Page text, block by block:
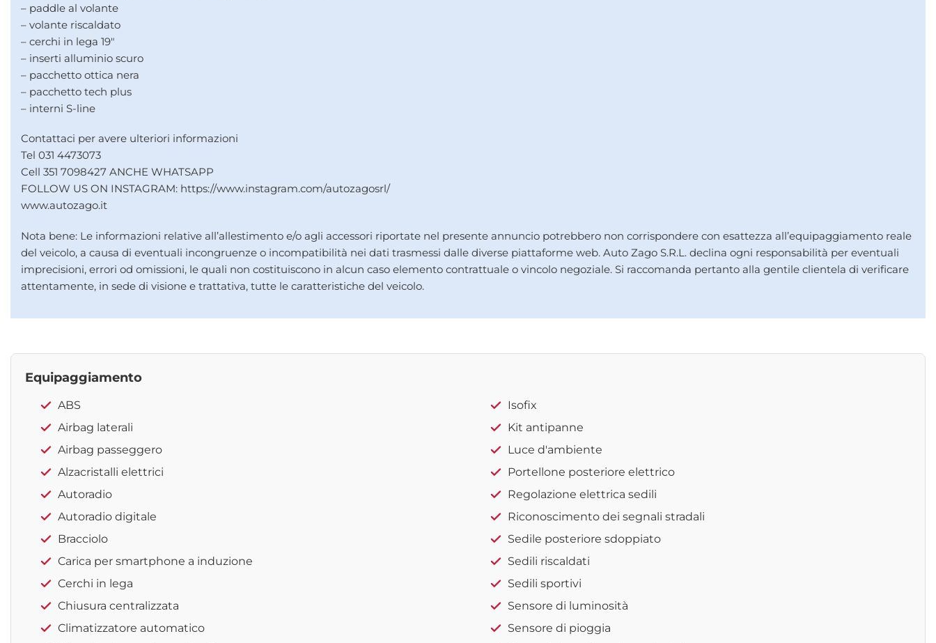
– paddle al volante
– volante riscaldato
– cerchi in lega 19″
– inserti alluminio scuro
– pacchetto ottica nera
– pacchetto tech plus
– interni S-line
Contattaci per avere ulteriori informazioni
Tel 031 4473073
Cell 351 7098427 ANCHE WHATSAPP
FOLLOW US ON INSTAGRAM: https://www.instagram.com/autozagosrl/
www.autozago.it
Nota bene: Le informazioni relative all’allestimento e/o agli accessori riportate nel presente annuncio potrebbero non corrispondere con esattezza all’equipaggiamento reale
del veicolo, a causa di eventuali incongruenze o incompatibilità nei dati trasmessi dalle diverse piattaforme web. Auto Zago S.R.L. declina ogni responsabilità per eventuali
imprecisioni, errori od omissioni, le quali non costituiscono in alcun caso elemento contrattuale o vincolo negoziale. Si raccomanda pertanto alla gentile clientela di verificare
attentamente, in sede di visione e trattativa, tutte le caratteristiche del veicolo.
Equipaggiamento
ABS
Airbag laterali
Airbag passeggero
Alzacristalli elettrici
Autoradio
Autoradio digitale
Bracciolo
Carica per smartphone a induzione
Cerchi in lega
Chiusura centralizzata
Climatizzatore automatico
Isofix
Kit antipanne
Luce d'ambiente
Portellone posteriore elettrico
Regolazione elettrica sedili
Riconoscimento dei segnali stradali
Sedile posteriore sdoppiato
Sedili riscaldati
Sedili sportivi
Sensore di luminosità
Sensore di pioggia